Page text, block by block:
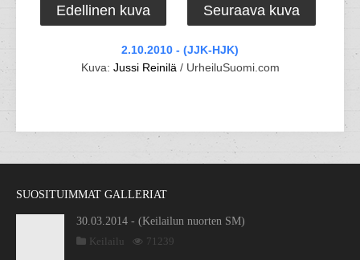
Edellinen kuva Seuraava kuva
2.10.2010 - (JJK-HJK)
Kuva: Jussi Reinilä / UrheiluSuomi.com
SUOSITUIMMAT GALLERIAT
30.03.2014 - (Keilailun nuorten SM)
Keilailu
71239